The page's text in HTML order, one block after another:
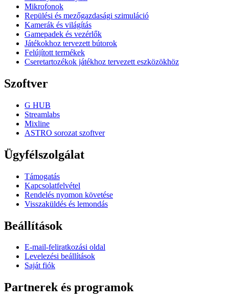
Mikrofonok
Repülési és mezőgazdasági szimuláció
Kamerák és világítás
Gamepadek és vezérlők
Játékokhoz tervezett bútorok
Felújított termékek
Cseretartozékok játékhoz tervezett eszközökhöz
Szoftver
G HUB
Streamlabs
Mixline
ASTRO sorozat szoftver
Ügyfélszolgálat
Támogatás
Kapcsolatfelvétel
Rendelés nyomon követése
Visszaküldés és lemondás
Beállítások
E-mail-feliratkozási oldal
Levelezési beállítások
Saját fiók
Partnerek és programok